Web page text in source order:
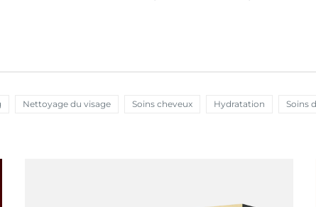
Nettoyage du visage Soins cheveux Hydratation Soins